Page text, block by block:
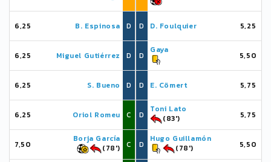
6,25 B. Espinosa D
6,25 Miguel Gutiérrez D
6,25 S. Bueno D
6,25 Oriol Romeu C
7,50
Borja García
(78')
C
D D. Foulquier 5,25
D
Gaya
5,50
D E. Cömert 5,75
D
Toni Lato
(83')
5,75
D
Hugo Guillamón
(78')
5,50